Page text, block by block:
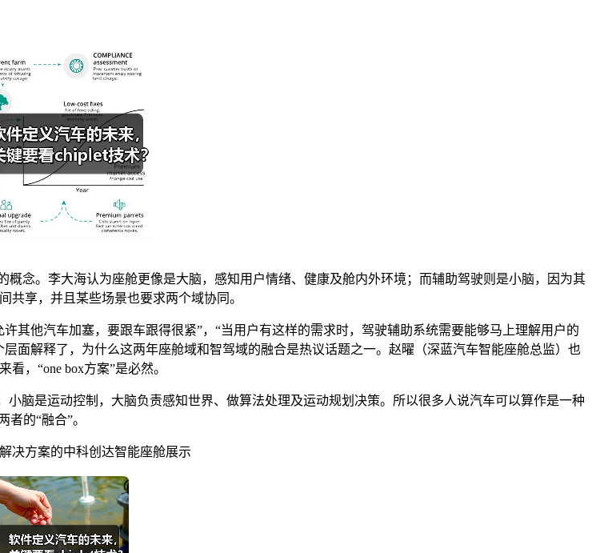
念。李大海认为座舱更像是大脑，感知用户情绪、健康及舱内外环境；而辅助驾驶则是小脑，因为其
共享，并且某些场景也要求两个域协同。
其他汽车加塞，要跟车跟得很紧”，“当用户有这样的需求时，驾驶辅助系统需要能够马上理解用户的
面解释了，为什么这两年座舱域和智驾域的融合是热议话题之一。赵曜（深蓝汽车智能座舱总监）也
，“one box方案”是必然。
脑是运动控制，大脑负责感知世界、做算法处理及运动规划决策。所以很多人说汽车可以算作是一种
的“融合”。
决方案的中科创达智能座舱展示